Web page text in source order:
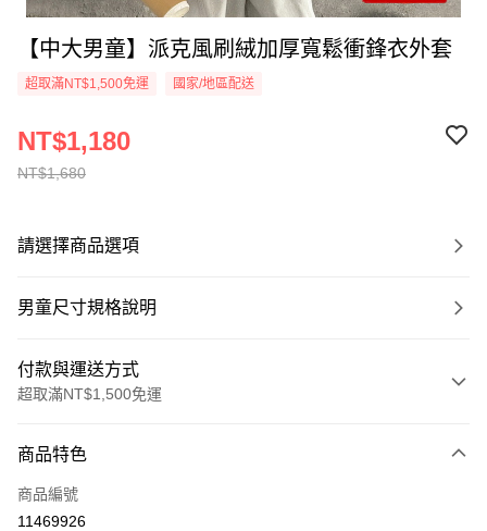
【中大男童】派克風刷絨加厚寬鬆衝鋒衣外套
超取滿NT$1,500免運 國家/地區配送
NT$1,680
NT$1,180
請選擇商品選項
男童尺寸規格說明
付款與運送方式
超取滿NT$1,500免運
信用卡一次付款
信用卡分期付款
商品特色
商品編號
11469926